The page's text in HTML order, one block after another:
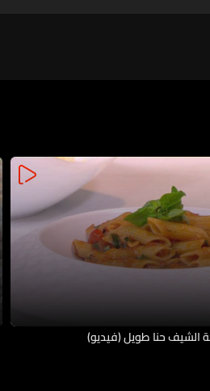
الشيف حنا طويل (فيديو)